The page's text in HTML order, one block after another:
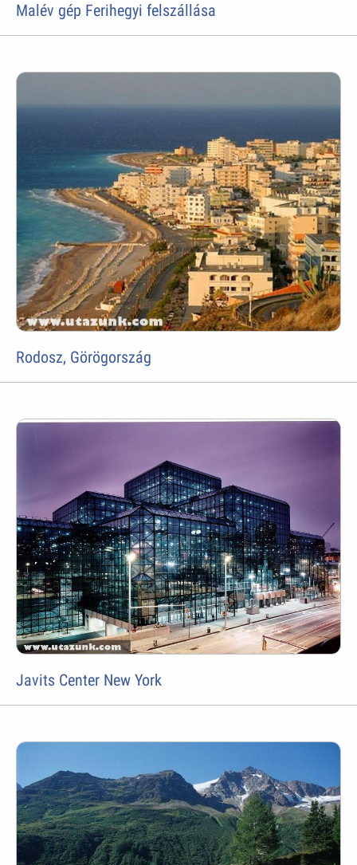
Malév gép Ferihegyi felszállása
Rodosz, Görögország
Javits Center New York